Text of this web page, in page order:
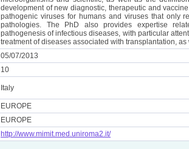
development of new diagnostic, therapeutic and
pathogenic viruses for humans and viruses that only
pathologies. The PhD also provides expertise
pathogenesis of infectious diseases, with particular
treatment of diseases associated with transplantation,
05/07/2013
10
Italy
EUROPE
EUROPE
http://www.mimit.med.uniroma2.it/